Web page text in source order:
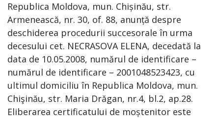
Republica Moldova, mun. Chișinău, str.
Armenească, nr. 30, of. 88, anunță despre
deschiderea procedurii succesorale în urma
decesului cet. NECRASOVA ELENA, decedată la
data de 10.05.2008, numărul de identificare –
numărul de identificare – 2001048523423, cu
ultimul domiciliu în Republica Moldova, mun.
Chişinău, str. Maria Drăgan, nr.4, bl.2, ap.28.
Eliberarea certificatului de moștenitor este